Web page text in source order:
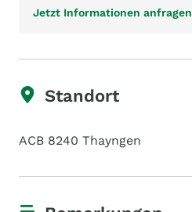
Jetzt Informationen anfragen
Standort
ACB 8240 Thayngen